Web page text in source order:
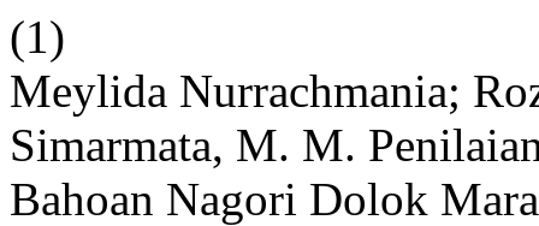
(1)
Meylida Nurrachmania;
Simarmata, M. M.
Bahoan Nagori Dolok